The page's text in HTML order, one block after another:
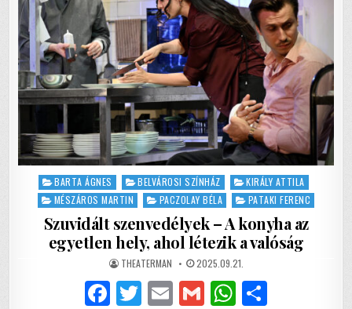
Posted
in
BARTA ÁGNES BELVÁROSI SZÍNHÁZ
KIRÁLY ATTILA
MÉSZÁROS MARTIN
PACZOLAY BÉLA PATAKI FERENC
Szuvidált szenvedélyek – A konyha az
egyetlen hely, ahol létezik a valóság
AUTHOR:
THEATERMAN PUBLISHED
DATE:
2025.09.21.
F T E G W